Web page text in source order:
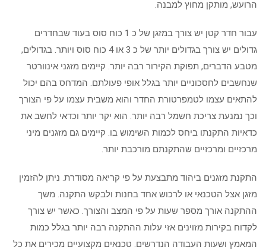
הרועש, מותקן מחוץ למבנה.
עבור חדר קטן יש צורך במזגן של כ 1 כוח סוס בעוד שבחדרים
גדולים יש צורך בגדולים יותר של כ 3 או 4 כוח סוס ויותר. בגדולים,
מטבע הדברים, תפוקת הקירור רבה יותר. קיימים מזגני אינוורטר
שנחשבים לחסכוניים יותר בגלל אופי פעולתם. המדחס בהם יכול
להתאים עצמו לטמפרטורת החדר והוא משבית עצמו על פי הצורך
וכך נמנעת צריכת חשמל רבה יותר. הוא יקר יותר וכדאי לחשב את
כדאיות התקנתו ביחס לכמות השימוש בו. קיימים גם מזגנים מיני
מרכזיים ומרכזיים שהתקנתם מורכבת יותר.
התקנת מזגנים ביהוד מתבצעת על פי קריאה מסודרת. ניתן להזמין
מזגן אצל הטכנאי או לרכוש אחד בחנות ולבקש התקנה. משך
ההתקנה אורך מספר שעות על פי המצב והצורך. כאשר יש צורך
לקדוח בקירות מזוינים אזי עלות ההתקנה רבה יותר בגלל כמות
המאמץ ושעות העבודה הנדרשים. טכנאים מקצועיים מכירים את כל